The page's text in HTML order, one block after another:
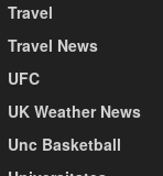
Travel
Travel News
UFC
UK Weather News
Unc Basketball